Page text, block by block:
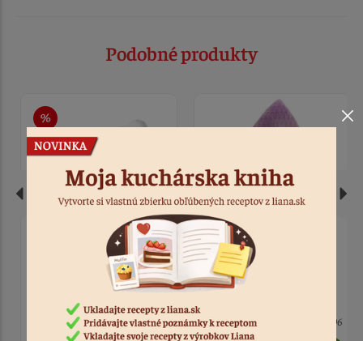
Podobné produkty
Oval na 1. sväté
prijímanie - kalich+
hostia fialový
Kód: 12696
Kniha 1. sv. prijímanie
modrá
10 ks Kód: 632